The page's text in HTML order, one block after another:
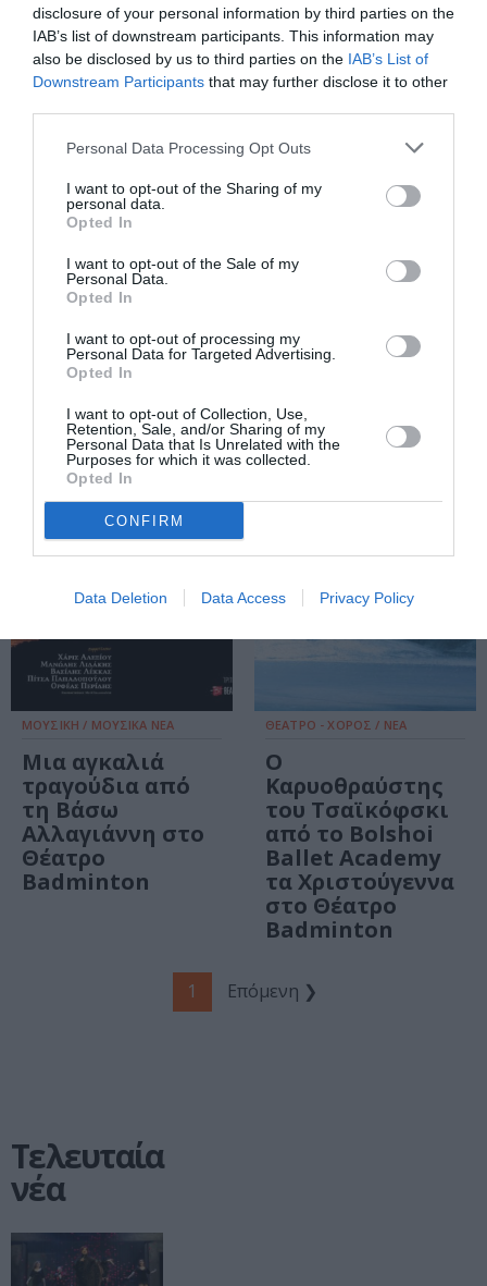
disclosure of your personal information by third parties on the
IAB’s list of downstream participants. This information may
also be disclosed by us to third parties on the IAB’s List of
Downstream Participants that may further disclose it to other
Personal Data Processing Opt Outs
I want to opt-out of the Sharing of my
personal data.
Opted In
I want to opt-out of the Sale of my
Personal Data.
Opted In
I want to opt-out of processing my
Personal Data for Targeted Advertising.
Opted In
I want to opt-out of Collection, Use,
Retention, Sale, and/or Sharing of my
Personal Data that Is Unrelated with the
Purposes for which it was collected.
Opted In
CONFIRM
Data Deletion Data Access Privacy Policy
στο Θέατρο
Badminton
Ο Ιάσονας και το
Χρυσόμαλλο
Δέρας στο
Θέατρο
Badminton
Θέατρο
πρόγραμμα της
10ης θεατρικής
περιόδου
ΜΟΥΣΙΚΗ / ΜΟΥΣΙΚΑ ΝΕΑ
Μια αγκαλιά
τραγούδια από
τη Βάσω
Αλλαγιάννη στο
Θέατρο
Badminton
ΘΕΑΤΡΟ - ΧΟΡΟΣ / ΝΕΑ
Ο
Καρυοθραύστης
του Τσαϊκόφσκι
από το Bolshoi
Ballet Academy
τα Χριστούγεννα
στο Θέατρο
Badminton
1 Επόμενη ❯
Τελευταία
νέα